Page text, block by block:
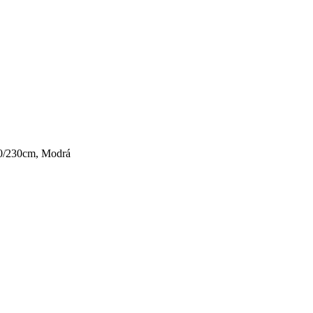
230cm, Modrá